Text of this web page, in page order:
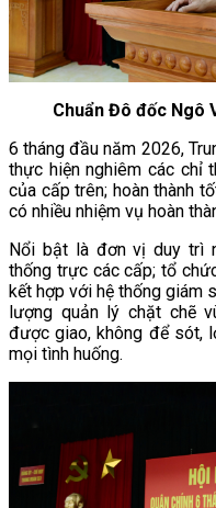
Chuẩn Đô đốc Ngô
6 tháng đầu năm 2026,
thực hiện nghiêm các chỉ
của cấp trên; hoàn thành
có nhiều nhiệm vụ hoàn
Nổi bật là đơn vị duy trì
thống trực các cấp; tổ
kết hợp với hệ thống giám
lượng quản lý chặt chẽ
được giao, không để sót,
mọi tình huống.